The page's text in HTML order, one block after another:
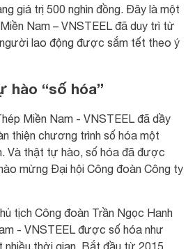
giá trị 500 nghìn đồng. Đây là một
Nam – VNSTEEL đã duy trì từ
người lao động được sắm tết theo ý
hào “số hóa”
Miền Nam - VNSTEEL đã dầy
thiện chương trình số hóa một
Và thật tự hào, số hóa đã được
mừng Đại hội Công đoàn Công ty
tịch Công đoàn Trần Ngọc Hanh
- VNSTEEL được số hóa như
nhiều thời gian. Bắt đầu từ 2015